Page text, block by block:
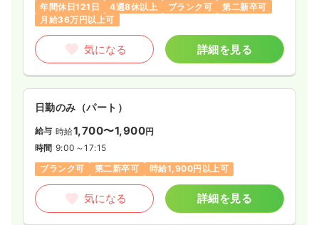
年間休日121日
4週8休以上 ブランク可
第二新卒可
月給36万円以上可
気になる 詳細を見る
日勤のみ（パート）
給与 時給1,700〜1,900円
時間 9:00～17:15
ブランク可
第二新卒可 時給1,900円以上可
気になる 詳細を見る